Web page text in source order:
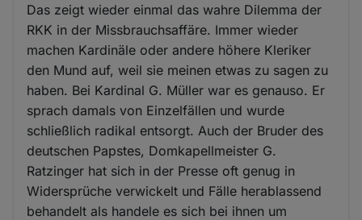
Das zeigt wieder einmal das wahre Dilemma der
RKK in der Missbrauchsaffäre. Immer wieder
machen Kardinäle oder andere höhere Kleriker
den Mund auf, weil sie meinen etwas zu sagen zu
haben. Bei Kardinal G. Müller war es genauso. Er
sprach damals von Einzelfällen und wurde
schließlich radikal entsorgt. Auch der Bruder des
deutschen Papstes, Domkapellmeister G.
Ratzinger hat sich in der Presse oft genug in
Widersprüche verwickelt und Fälle herablassend
behandelt als handele es sich bei ihnen um